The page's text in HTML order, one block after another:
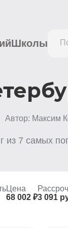
Школы
Автор: Максим
из 7 самых
Цена
68 002 ₽3 091